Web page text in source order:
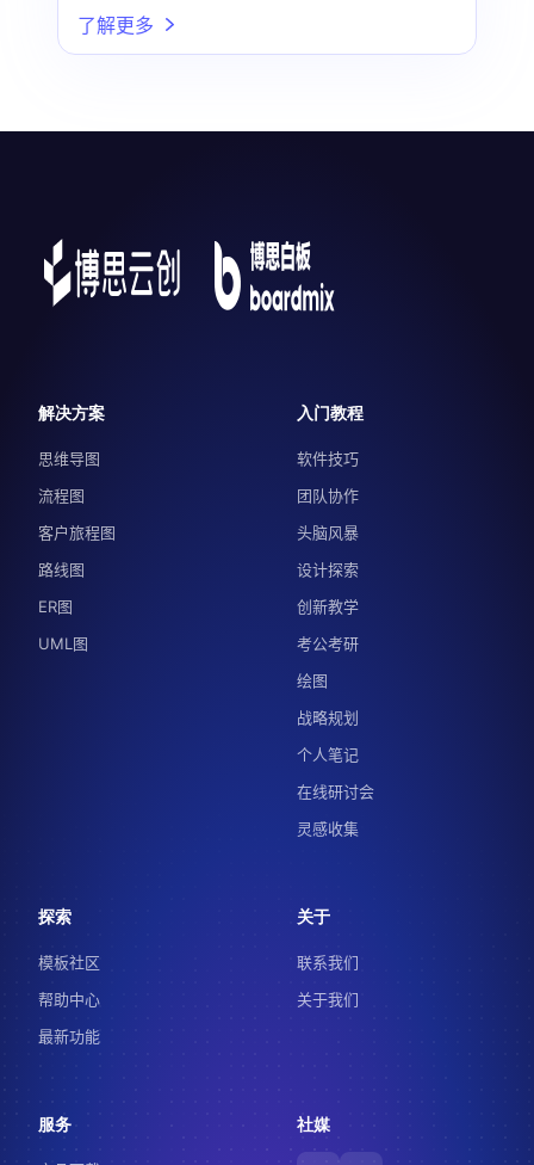
了解更多
解决方案
思维导图
流程图
客户旅程图
路线图
ER图
UML图
入门教程
软件技巧
团队协作
头脑风暴
设计探索
创新教学
考公考研
绘图
战略规划
个人笔记
在线研讨会
灵感收集
探索
模板社区
帮助中心
最新功能
关于
联系我们
关于我们
服务 社媒